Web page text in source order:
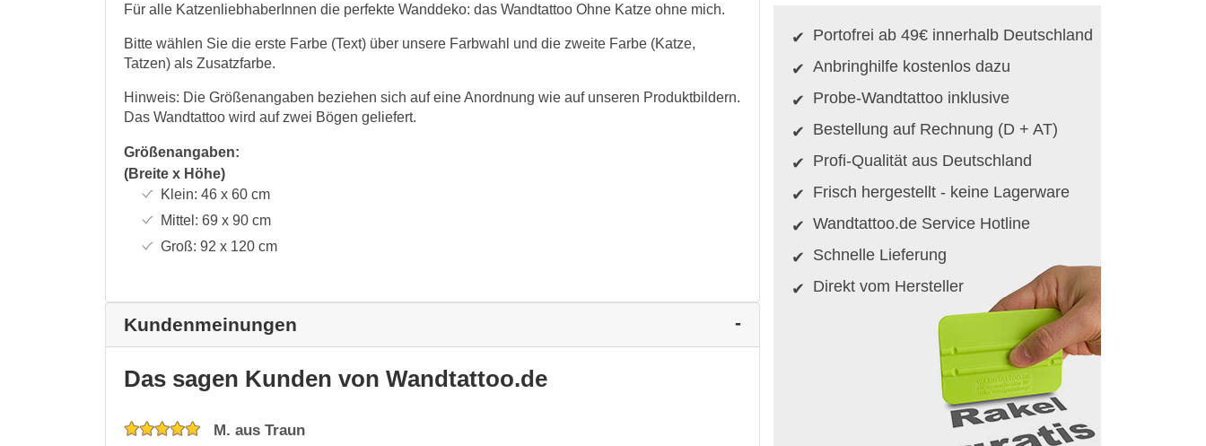
Für alle KatzenliebhaberInnen die perfekte Wanddeko: das Wandtattoo Ohne Katze ohne mich.
Bitte wählen Sie die erste Farbe (Text) über unsere Farbwahl und die zweite Farbe (Katze,
Tatzen) als Zusatzfarbe.
Hinweis: Die Größenangaben beziehen sich auf eine Anordnung wie auf unseren Produktbildern.
Das Wandtattoo wird auf zwei Bögen geliefert.
Größenangaben:
(Breite x Höhe)
Klein: 46 x 60cm
Mittel: 69 x 90cm
Groß: 92 x 120cm
Kundenmeinungen
Das sagen Kunden von Wandtattoo.de
M. aus Traun
Portofrei ab 49€ innerhalb Deutschland
Anbringhilfe kostenlos dazu
Probe-Wandtattoo inklusive
Bestellung auf Rechnung (D + AT)
Profi-Qualität aus Deutschland
Frisch hergestellt - keine Lagerware
Wandtattoo.de Service Hotline
Schnelle Lieferung
Direkt vom Hersteller